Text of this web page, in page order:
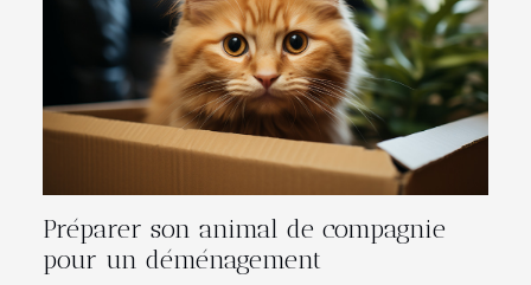
Préparer son animal de compagnie
pour un déménagement